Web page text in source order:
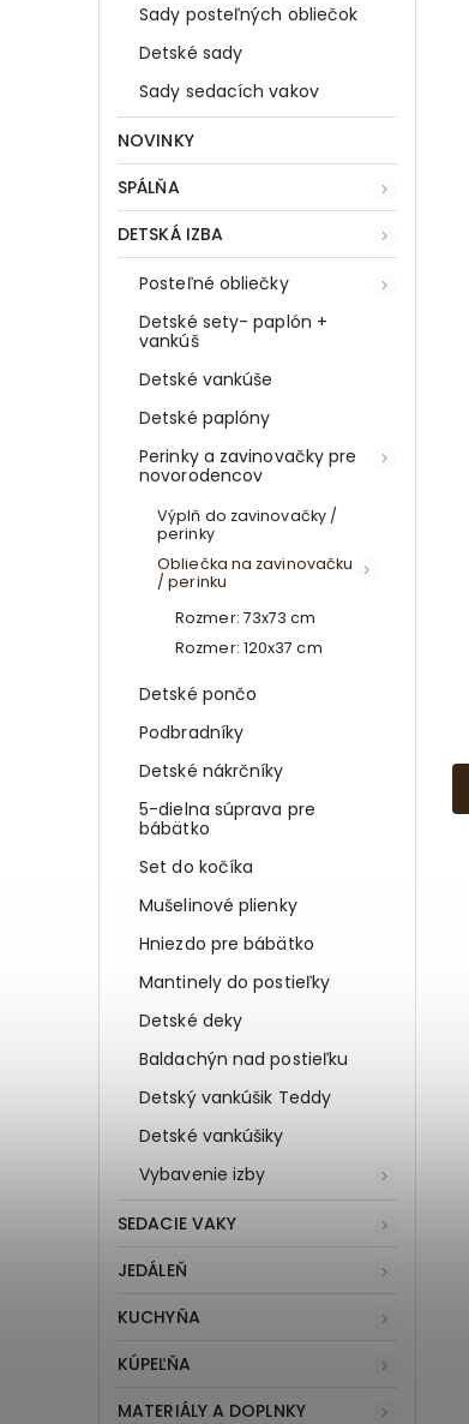
Sady posteľných obliečok
Detské sady
Sady sedacích vakov
NOVINKY
SPÁLŇA
DETSKÁ IZBA
Posteľné obliečky
Detské sety- paplón +
vankúš
Detské vankúše
Detské paplóny
Perinky a zavinovačky pre
novorodencov
Výplň do zavinovačky /
perinky
Obliečka na zavinovačku
/ perinku
Rozmer: 73x73 cm
Rozmer: 120x37 cm
Detské pončo
Podbradníky
Detské nákrčníky
5-dielna súprava pre
bábätko
Set do kočíka
Mušelinové plienky
Hniezdo pre bábätko
Mantinely do postieľky
Detské deky
Baldachýn nad postieľku
Detský vankúšik Teddy
Detské vankúšiky
Vybavenie izby
SEDACIE VAKY
JEDÁLEŇ
KUCHYŇA
KÚPEĽŇA
MATERIÁLY A DOPLNKY